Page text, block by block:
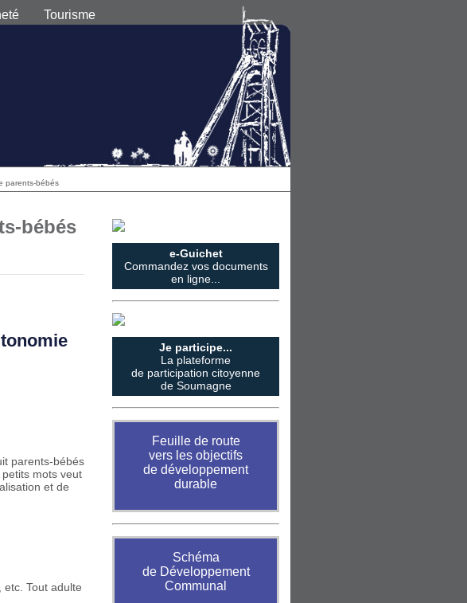
Tourisme
parents-bébés
bébés
parents-bébés
mots veut
et de
Tout adulte
e-Guichet
Commandez vos documents
en ligne...
Je participe...
La plateforme
de participation citoyenne
de Soumagne
Feuille de route
vers les objectifs
de développement
durable
Schéma
de Développement
Communal